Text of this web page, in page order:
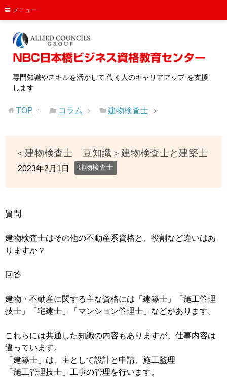
専門知識やスキルを活かして 働く人のキャリアアップ を支援
します
メニュー
TOP コラム 建物検査士
＜建物検査士 豆知識＞建物検査士と建築士
2023年2月1日 建物検査士
質問
建物検査士はその他の不動産系資格と、役割など違いはあ
りますか？
回答
建物・不動産に関する主な資格には「建築士」「施工管理
技士」「宅建士」「マンション管理士」などがあります。
これらには共通した知識の内容もありますが、仕事内容は
違っています。
「建築士」は、主として設計と申請、施工監理
「施工管理技士」工事の管理を行います。